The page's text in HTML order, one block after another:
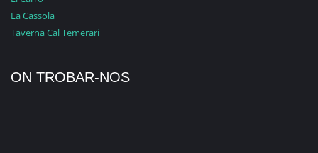
La Cassola
Taverna Cal Temerari
ON TROBAR-NOS